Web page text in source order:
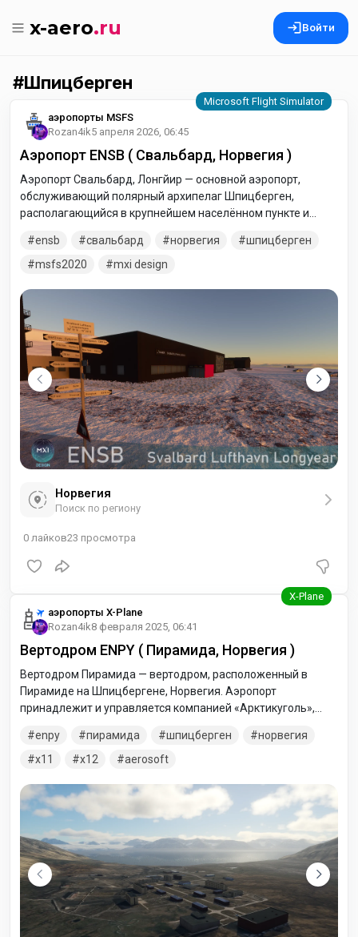
x-aero.ru Войти
Шпицберген
аэропорты MSFS
Rozan4ik5 апреля 2026, 06:45
Аэропорт ENSB ( Свальбард, Норвегия )
Аэропорт Свальбард, Лонгйир — основной аэропорт,
обслуживающий полярный архипелаг Шпицберген,
располагающийся в крупнейшем населённом пункте и
Сва́льбард — Ло́нгйир.
ensb свальбард норвегия
шпицберген
msfs2020
mxi design
Норвегия
Поиск по региону
0 лайков23 просмотра
аэропорты X-Plane
Rozan4ik8 февраля 2025, 06:41
Вертодром ENPY ( Пирамида, Норвегия )
Вертодром Пирамида — вертодром, расположенный в
Пирамиде на Шпицбергене, Норвегия. Аэропорт
принадлежит и управляется компанией «Арктикуголь»,
состоит из гравийной взлетно-посадочной полосы и
перрона размером 90 на 40 метров (300 на 130 футов) и
разместиться до трех вертолетов. Полеты выполняются «в
звене» на двух вертолетах Ми-8. Рейсы выполняются в
вертолетную площадку Баренцбург, Хиродден и
enpy пирамида шпицберген
норвегия
x11
x12 aerosoft